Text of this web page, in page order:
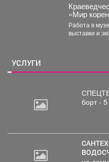
«Мир
предков».
Работа в
выставки и
УСЛУГИ
борт - 5
САНТЕХНИКА - ПОВЕРКА